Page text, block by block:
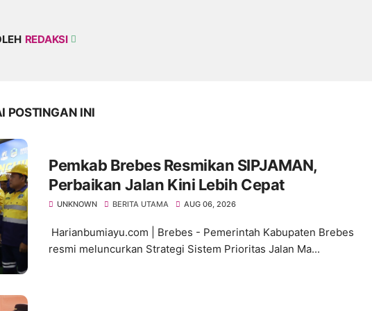
REDAKSI
POSTINGAN INI
Pemkab Brebes Resmikan SIPJAMAN,
Perbaikan Jalan Kini Lebih Cepat
UNKNOWN BERITA UTAMA AUG 06, 2026
Harianbumiayu.com | Brebes - Pemerintah Kabupaten Brebes
resmi meluncurkan Strategi Sistem Prioritas Jalan Ma...